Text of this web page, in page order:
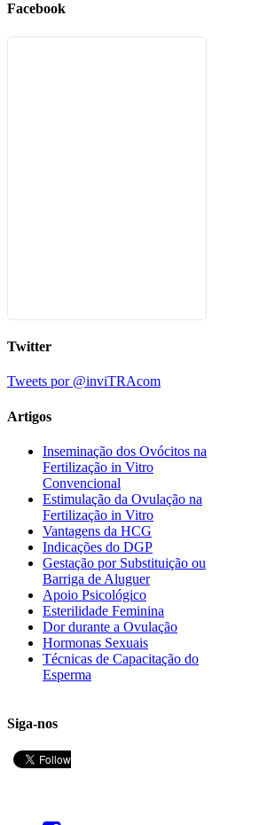
Facebook
Twitter
Tweets por @inviTRAcom
Artigos
Inseminação dos Ovócitos na
Fertilização in Vitro
Convencional
Estimulação da Ovulação na
Fertilização in Vitro
Vantagens da HCG
Indicações do DGP
Gestação por Substituição ou
Barriga de Aluguer
Apoio Psicológico
Esterilidade Feminina
Dor durante a Ovulação
Hormonas Sexuais
Técnicas de Capacitação do
Esperma
Siga-nos